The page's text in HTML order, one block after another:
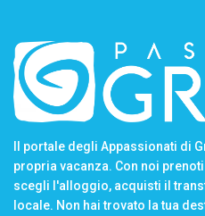
Il portale degli Appassionati di
propria vacanza. Con noi
scegli l'alloggio, acquisti il
locale. Non hai trovato la tua